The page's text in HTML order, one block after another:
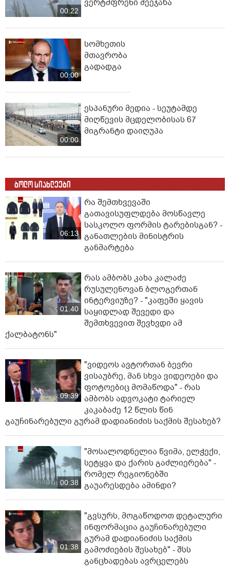
00:22
ვერტმფრენი შეეჯახა
00:00
სომხეთის
მთავრობა
გადადგა
00:00
ესპანური მედია - სეუტამდე
მიღწევის მცდელობისას 67
მიგრანტი დაიღუპა
ბოლო სიახლეები
06:13
რა შემთხვევაში
გათავისუფლდება მოსწავლე
სასკოლო ფორმის ტარებისგან? -
განათლების მინისტრის
განმარტება
01:40
რას ამბობს კახა კალაძე
რუსულენოვან ბლოგერთან
ინტერვიუზე? - "კაფეში ყავის
საყიდლად შევედი და
შემთხვევით შევხვდი ამ
ქალბატონს"
09:39
"ვიდეოს ავტორთან ბევრი
ვისაუბრე, მან სხვა ვიდეოები და
ფოტოებიც მომაწოდა" - რას
ამბობს ადვოკატი ტარიელ
კაკაბაძე 12 წლის წინ
გაუჩინარებული გურამ დადიანიძის საქმის შესახებ?
00:38
"მოსალოდნელია წვიმა, ელ­ჭე­ქი,
სე­ტყვა და ქა­რის გაძ­ლი­ე­რე­ბა" -
რომელ რეგიონებში
გაუარესდება ამინდი?
01:38
"გვსურს, მოგაწოდოთ დეტალური
ინფორმაცია გაუჩინარებული
გურამ დადიანიძის საქმის
გამოძიების შესახებ" - შსს
განცხადებას ავრცელებს